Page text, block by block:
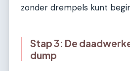
zonder drempels kunt
Stap 3: De
dump